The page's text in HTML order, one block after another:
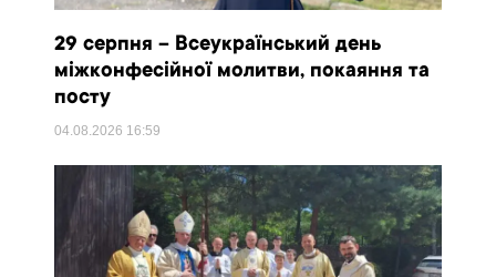
29 серпня – Всеукраїнський день
міжконфесійної молитви, покаяння та
посту
04.08.2026 16:59